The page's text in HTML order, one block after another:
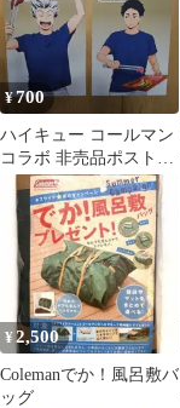
¥700
ハイキュー コールマン
コラボ 非売品ポストカ
ード 木兎光太郎 赤葦京
治セット
¥2,500
Colemanでか！風呂敷バ
ッグ